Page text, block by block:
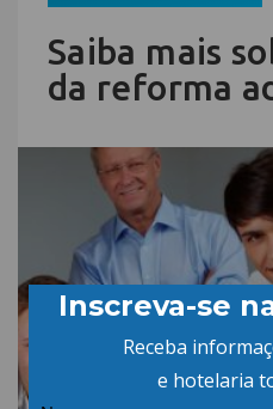
Saiba mais
da reforma